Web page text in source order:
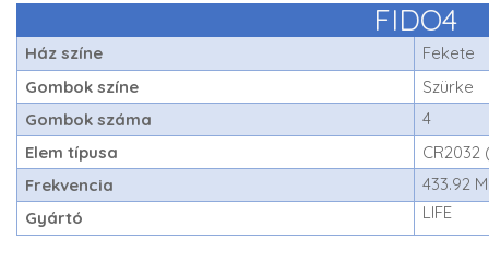
FIDO4
Ház színe
Fekete
Gombok színe
Szürke
Gombok száma
4
Elem típusa
CR2032
Frekvencia
433.92
Gyártó
LIFE